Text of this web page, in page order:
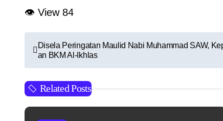
👁 View 84
N
a
v
i
Disela Peringatan Maulid Nabi Muhammad SAW,
an BKM Al-Ikhlas
Related Posts